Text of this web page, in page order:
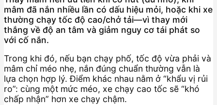
mâm đã nắn nhiều lần có dấu hiệu mỏi, hoặc khi xe
thường chạy tốc độ cao/chở tải—vì thay mới
thắng về độ an tâm và giảm nguy cơ tái phát so
với cố nắn.
Trong khi đó, nếu bạn chạy phố, tốc độ vừa phải và
mâm chỉ méo nhẹ, nắn đúng chuẩn thường vẫn là
lựa chọn hợp lý. Điểm khác nhau nằm ở “khẩu vị rủi
ro”: cùng một mức méo, xe chạy cao tốc sẽ “khó
chấp nhận” hơn xe chạy chậm.